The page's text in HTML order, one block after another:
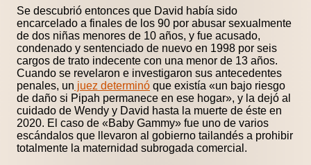
Se descubrió entonces que David había sido
encarcelado a finales de los 90 por abusar sexualmente
de dos niñas menores de 10 años, y fue acusado,
condenado y sentenciado de nuevo en 1998 por seis
cargos de trato indecente con una menor de 13 años.
Cuando se revelaron e investigaron sus antecedentes
penales, un juez determinó que existía «un bajo riesgo
de daño si Pipah permanece en ese hogar», y la dejó al
cuidado de Wendy y David hasta la muerte de éste en
2020. El caso de «Baby Gammy» fue uno de varios
escándalos que llevaron al gobierno tailandés a prohibir
totalmente la maternidad subrogada comercial.